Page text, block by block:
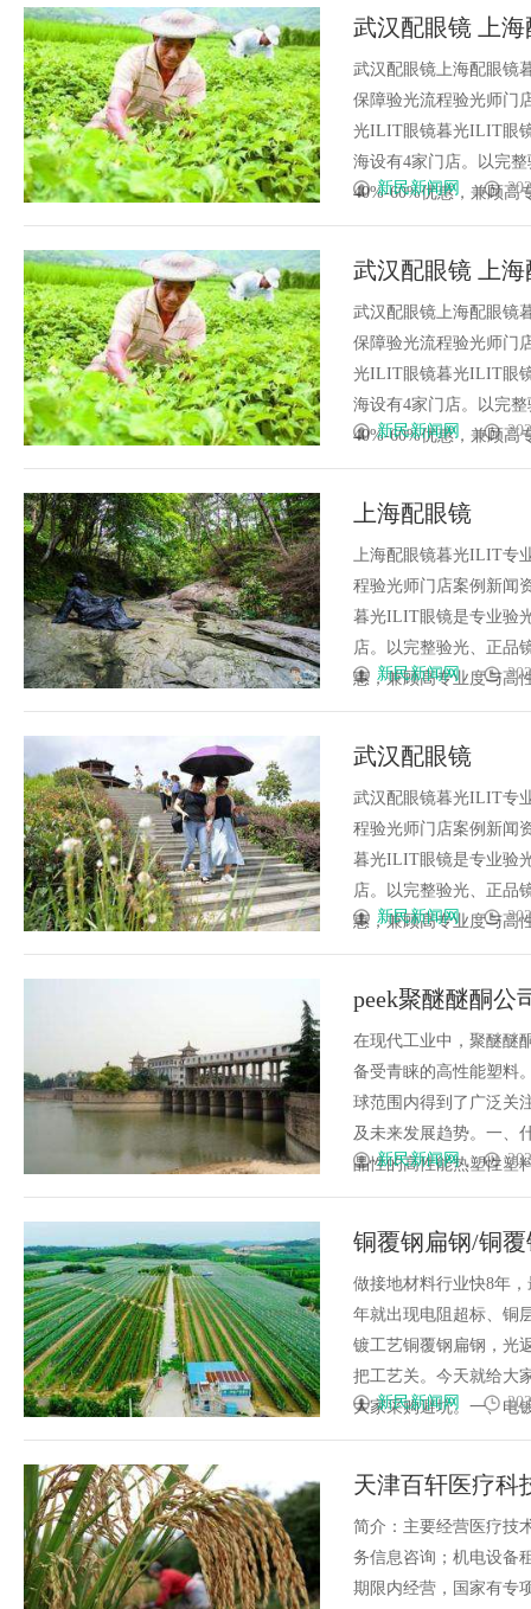
武汉配眼镜 上
武汉配眼镜上海配眼镜
保障验光流程验光师门
光ILIT眼镜暮光ILIT眼
海设有4家门店。以完
40%-60%优惠，兼顾高
新民新闻网
武汉配眼镜 上
武汉配眼镜上海配眼镜
保障验光流程验光师门
光ILIT眼镜暮光ILIT眼
海设有4家门店。以完
40%-60%优惠，兼顾高
新民新闻网
上海配眼镜
上海配眼镜暮光ILIT专
程验光师门店案例新闻
暮光ILIT眼镜是专业验
店。以完整验光、正品
惠，兼顾高专业度与高
新民新闻网
武汉配眼镜
武汉配眼镜暮光ILIT专
程验光师门店案例新闻
暮光ILIT眼镜是专业验
店。以完整验光、正品
惠，兼顾高专业度与高
新民新闻网
peek聚醚醚酮公
在现代工业中，聚醚醚
备受青睐的高性能塑料
球范围内得到了广泛关
及未来发展趋势。一、
晶性的高性能热塑性塑
新民新闻网
铜覆钢扁钢/铜
电话/防雷接地
做接地材料行业快8年
年就出现电阻超标、铜
镀工艺铜覆钢扁钢，光
把工艺关。今天就给大
大家采购避坑。一、电
新民新闻网
天津百轩医疗科
简介：主要经营医疗技
务信息咨询；机电设备
期限内经营，国家有专